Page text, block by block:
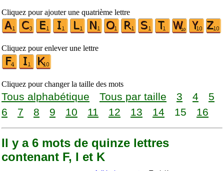
Cliquez pour ajouter une quatrième lettre
Cliquez pour enlever une lettre
Cliquez pour changer la taille des mots
Tous alphabétique Tous par taille 3 4
5
6
7 8 9 10 11 12 13 14 15 16
Il y a 6 mots de quinze lettres
contenant F, I et K